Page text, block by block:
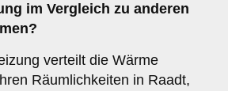
im Vergleich zu anderen
verteilt die Wärme
Räumlichkeiten in Raadt,